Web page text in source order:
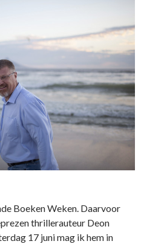
Boeken Weken. Daarvoor
thrillerauteur Deon
17 juni mag ik hem in